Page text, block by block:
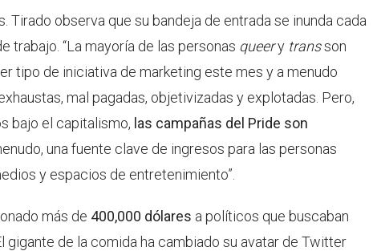
Tirado observa que su bandeja de entrada se inunda cada
trabajo. “La mayoría de las personas queery transson
tipo de iniciativa de marketing este mes y a menudo
mal pagadas, objetivizadas y explotadas. Pero,
bajo el capitalismo, las campañas del Pride son
una fuente clave de ingresos para las personas
y espacios de entretenimiento”.
más de 400,000 dólares a políticos que buscaban
gigante de la comida ha cambiado su avatar de Twitter